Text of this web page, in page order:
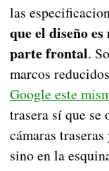
las
que el diseño
parte frontal.
marcos
Google este
trasera sí que se
cámaras
sino en la